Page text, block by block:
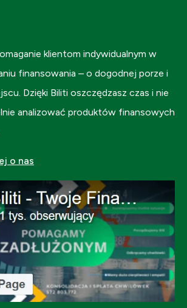
klientom indywidualnym w
finansowania – o dogodnej porze i
Dzięki Biliti oszczędzasz czas i nie
analizować produktów finansowych
o nas